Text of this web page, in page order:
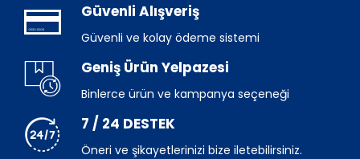
Güvenli Alışveriş
Güvenli ve kolay ödeme sistemi
Geniş Ürün Yelpazesi
Binlerce ürün ve kampanya seçeneği
7 / 24 DESTEK
Öneri ve şikayetlerinizi bize iletebilirsiniz.